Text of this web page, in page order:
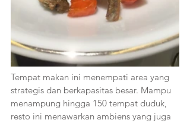
Tempat makan ini menempati area yang
strategis dan berkapasitas besar. Mampu
menampung hingga 150 tempat duduk,
resto ini menawarkan ambiens yang juga